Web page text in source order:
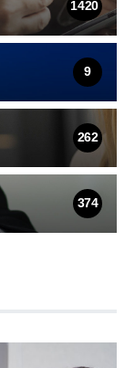
1420
9
262
374